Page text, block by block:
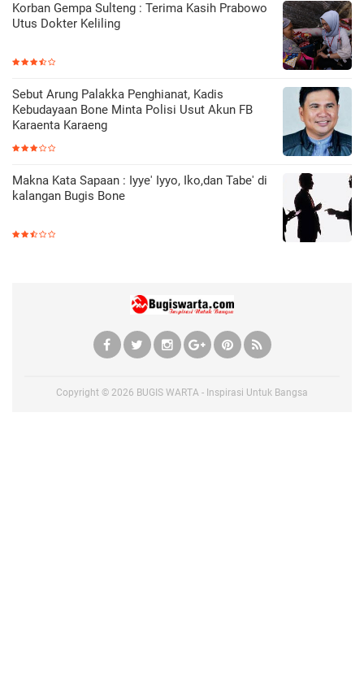
Korban Gempa Sulteng : Terima Kasih Prabowo
Utus Dokter Keliling
Sebut Arung Palakka Penghianat, Kadis
Kebudayaan Bone Minta Polisi Usut Akun FB
Karaenta Karaeng
Makna Kata Sapaan : Iyye' Iyyo, Iko,dan Tabe' di
kalangan Bugis Bone
Copyright © 2026 BUGIS WARTA - Inspirasi Untuk Bangsa